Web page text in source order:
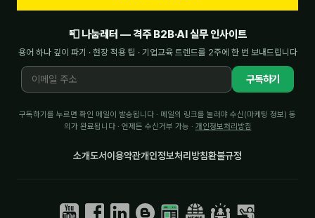
📮 나눔레터 — 격주 B2B·AI 실무 인사이트
용어 하나 깊이 파기 · 현장 적용 팁 · 기업교육 트렌드를 2주에 한 번 보내드립니다
구독하기
구독하기를 누르면 확인 메일이 발송됩니다 · 메일의 링크를 눌러야 수신(마케팅 정보) 동
의가 완료됩니다 · 언제든 수신거부 가능 · 개인정보처리방침
소개도서이용약관개인정보처리방침환불규정